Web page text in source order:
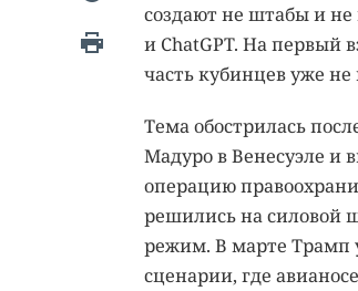
создают не штабы и
и ChatGPT. На первый
часть кубинцев уже
Тема обострилась
Мадуро в Венесуэле и
операцию
решились на силовой
режим. В марте Трамп
сценарии, где